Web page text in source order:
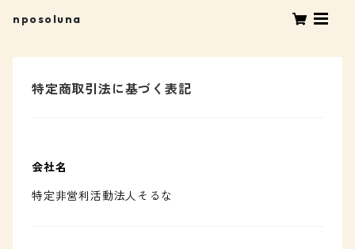
nposoluna
特定商取引法に基づく表記
会社名
特定非営利活動法人そるな